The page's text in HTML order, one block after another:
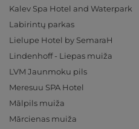
Kalev Spa Hotel and Waterpark
Labirintų parkas
Lielupe Hotel by SemaraH
Lindenhoff - Liepas muiža
LVM Jaunmoku pils
Meresuu SPA Hotel
Mālpils muiža
Mārcienas muiža